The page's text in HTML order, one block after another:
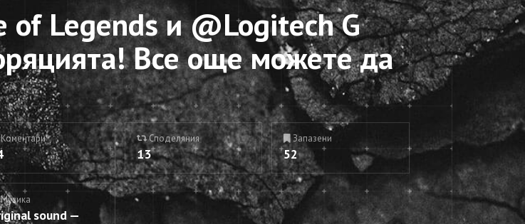
of Legends и @Logitech G
Все още можете да
Споделяния
13
Запазени
52
sound —